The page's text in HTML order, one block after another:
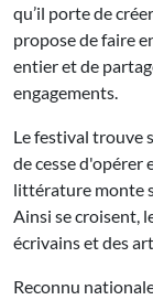
qu’il porte de
propose de faire
entier et de
engagements.
Le festival trouve
de cesse d'opérer
littérature monte
Ainsi se croisent,
écrivains et des
Reconnu